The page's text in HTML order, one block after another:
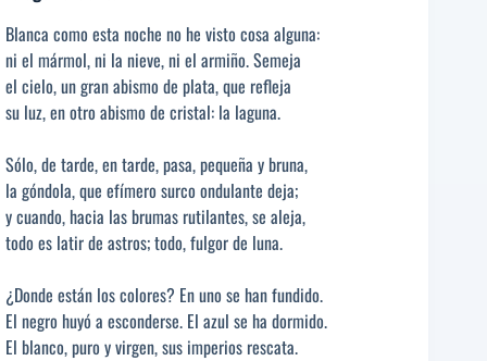
Blanca como esta noche no he visto cosa alguna:
ni el mármol, ni la nieve, ni el armiño. Semeja
el cielo, un gran abismo de plata, que refleja
su luz, en otro abismo de cristal: la laguna.
Sólo, de tarde, en tarde, pasa, pequeña y bruna,
la góndola, que efímero surco ondulante deja;
y cuando, hacia las brumas rutilantes, se aleja,
todo es latir de astros; todo, fulgor de luna.
¿Donde están los colores? En uno se han fundido.
El negro huyó a esconderse. El azul se ha dormido.
El blanco, puro y virgen, sus imperios rescata.